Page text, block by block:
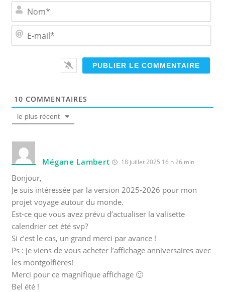
N
m
E
m
a
10 COMMENTAIRES
le plus récent
Mégane Lambert 18 juillet 2025 16 h 26 min
Bonjour,
Je suis intéressée par la version 2025-2026 pour mon
projet voyage autour du monde.
Est-ce que vous avez prévu d’actualiser la valisette
calendrier cet été svp?
Si c’est le cas, un grand merci par avance !
Ps : je viens de vous acheter l’affichage anniversaires avec
les montgolfières!
Merci pour ce magnifique affichage 🙂
Bel été !